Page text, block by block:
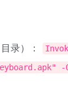
录）：